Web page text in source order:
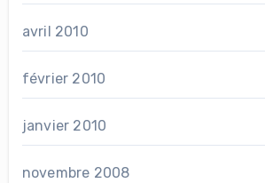
avril 2010
février 2010
janvier 2010
novembre 2008